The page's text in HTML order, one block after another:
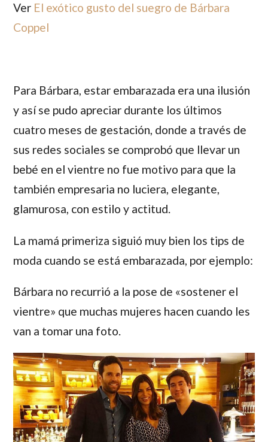
Ver El exótico gusto del suegro de Bárbara
Coppel
Para Bárbara, estar embarazada era una ilusión
y así se pudo apreciar durante los últimos
cuatro meses de gestación, donde a través de
sus redes sociales se comprobó que llevar un
bebé en el vientre no fue motivo para que la
también empresaria no luciera, elegante,
glamurosa, con estilo y actitud.
La mamá primeriza siguió muy bien los tips de
moda cuando se está embarazada, por ejemplo:
Bárbara no recurrió a la pose de «sostener el
vientre» que muchas mujeres hacen cuando les
van a tomar una foto.